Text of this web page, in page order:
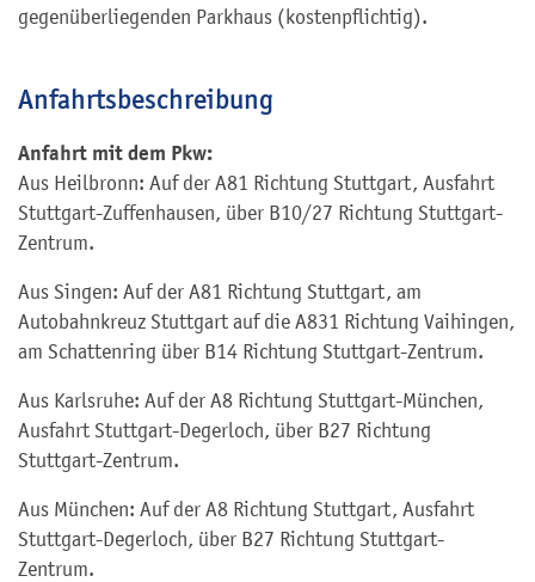
gegenüberliegenden Parkhaus (kostenpflichtig).
Anfahrtsbeschreibung
Anfahrt mit dem Pkw:
Aus Heilbronn: Auf der A81 Richtung Stuttgart, Ausfahrt
Stuttgart-Zuffenhausen, über B10/27 Richtung Stuttgart-
Zentrum.
Aus Singen: Auf der A81 Richtung Stuttgart, am
Autobahnkreuz Stuttgart auf die A831 Richtung Vaihingen,
am Schattenring über B14 Richtung Stuttgart-Zentrum.
Aus Karlsruhe: Auf der A8 Richtung Stuttgart-München,
Ausfahrt Stuttgart-Degerloch, über B27 Richtung
Stuttgart-Zentrum.
Aus München: Auf der A8 Richtung Stuttgart, Ausfahrt
Stuttgart-Degerloch, über B27 Richtung Stuttgart-
Zentrum.